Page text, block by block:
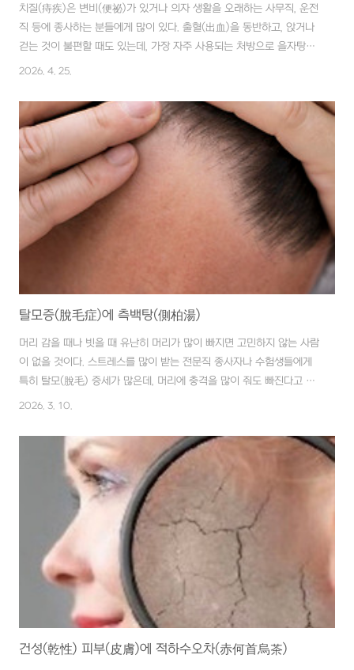
치질(痔疾)은 변비(便祕)가 있거나 의자 생활을 오래하는 사무직, 운전
직 등에 종사하는 분들에게 많이 있다. 출혈(出血)을 동반하고, 앉거나
걷는 것이 불편할 때도 있는데, 가장 자주 사용되는 처방으로 을자탕
(乙字湯)이 있다. 이 처방은 장기 복용으로 효과가 상승한다고 한다. ■
1.5g, 대황(大黃) 1g ■ 만드는 법 당귀(當歸), 시호(柴胡), 황금(黃
芩), 승마(升麻), 대황(大黃)에 물 1대접 붓고, 중간 불에서 30분 정도
달인다. ■ 복용법 1일 2회 식사 후, 1개월 간 장기 복용한다. 대황(大
黃)은 막힌 경락(經絡)을 잘 뚫어 주고 변(便)을 부드럽게, 잘 보게 해
준다. 당귀(當歸)는 보혈(補血)과..
2026. 4. 25.
탈모증(脫毛症)에 측백탕(側柏湯)
머리 감을 때나 빗을 때 유난히 머리가 많이 빠지면 고민하지 않는 사람
이 없을 것이다. 스트레스를 많이 받는 전문직 종사자나 수험생들에게
특히 탈모(脫毛) 증세가 많은데, 머리에 충격을 많이 줘도 빠진다고 한
다. 이러한 탈모증(脫毛症)에는 우선 마음을 편히 하는 것이 중요하다.
麻) 4g, 토사자(菟絲子) 4g ■ 만드는 법 물을 큰 대접으로 1대접 붓
고, 30~40분 정도 중간 불에서 달인다. ■ 복용법 아침, 저녁 1일 2회,
1~3개월 정도 복용한다. 두뇌(頭腦)를 장기간 지나치게 사용하면 뇌
(腦) 기능이 저하되고 대사(代謝) 기능이 원활치 못해 탈모(脫毛) 증상
이 온다. 신수(腎水)가 부족해서 화(火)를 억제하..
2026. 3. 10.
건성(乾性) 피부(皮膚)에 적하수오차(赤何首烏茶)